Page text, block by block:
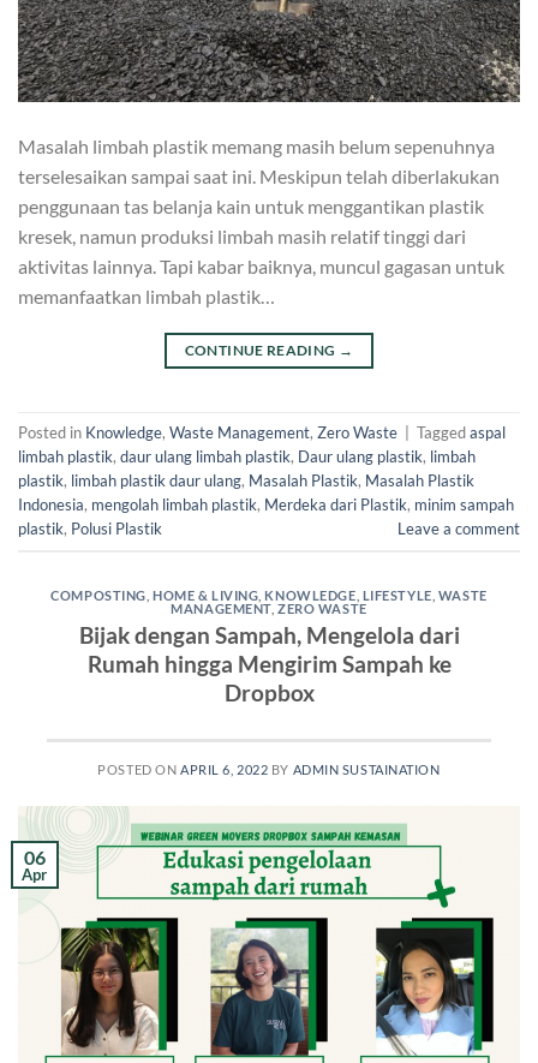
Masalah limbah plastik memang masih belum sepenuhnya
terselesaikan sampai saat ini. Meskipun telah diberlakukan
penggunaan tas belanja kain untuk menggantikan plastik
kresek, namun produksi limbah masih relatif tinggi dari
aktivitas lainnya. Tapi kabar baiknya, muncul gagasan untuk
memanfaatkan limbah plastik…
CONTINUE READING →
Posted in Knowledge, Waste Management, Zero Waste Taggedaspal
limbah plastik, daur ulang limbah plastik, Daur ulang plastik, limbah
plastik, limbah plastik daur ulang, Masalah Plastik, Masalah Plastik
Indonesia, mengolah limbah plastik, Merdeka dari Plastik, minim sampah
plastik, Polusi Plastik Leave a comment
COMPOSTING ,HOME & LIVING KNOWLEDGE LIFESTYLE WASTE
MANAGEMENT,ZERO WASTE
Bijak dengan Sampah, Mengelola dari
Rumah hingga Mengirim Sampah ke
Dropbox
POSTED ON APRIL 6, 2022 BY ADMIN SUSTAINATION
06
Apr